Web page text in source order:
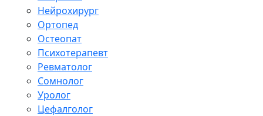
Нейрохирург
Ортопед
Остеопат
Психотерапевт
Ревматолог
Сомнолог
Уролог
Цефалголог